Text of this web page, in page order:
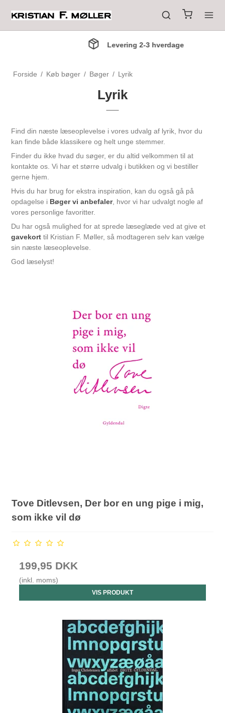
Levering 2-3 hverdage
Forside / Køb bøger / Bøger / Lyrik
Lyrik
Find din næste læseoplevelse i vores udvalg af lyrik, hvor du
kan finde både klassikere og helt unge stemmer.
Finder du ikke hvad du søger, er du altid velkommen til at
kontakte os. Vi har et større udvalg i butikken og vi bestiller
gerne hjem.
Hvis du har brug for ekstra inspiration, kan du også gå på
opdagelse i Bøger vi anbefaler, hvor vi har udvalgt nogle af
vores personlige favoritter.
Du har også mulighed for at sprede læseglæde ved at give et
gavekort til Kristian F. Møller, så modtageren selv kan vælge
sin næste læseoplevelse.
God læselyst!
Tove Ditlevsen, Der bor en ung pige i mig,
som ikke vil dø
199,95 DKK
(inkl. moms)
VIS PRODUKT